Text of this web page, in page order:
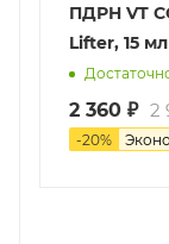
ПДРН VT
Lifter, 15 мл
2 360 ₽ 2
-20%